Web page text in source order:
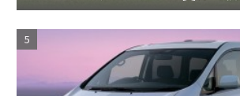
ット